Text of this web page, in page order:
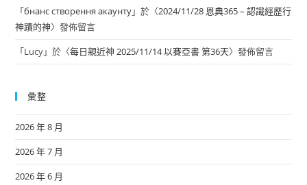
「бнанс створення акаунту」於〈2024/11/28 恩典365 – 認識經歷行
神蹟的神〉發佈留言
「Lucy」於〈每日親近神 2025/11/14 以賽亞書 第36天〉發佈留言
彙整
2026 年 8 月
2026 年 7 月
2026 年 6 月